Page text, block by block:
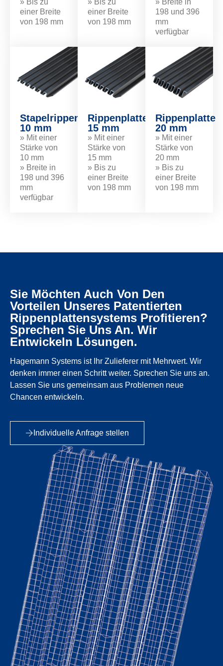
einer Breite
von 198 mm
einer Breite
von 198 mm
198 und 396
mm
verfügbar
Stapelrippenplatte
10 mm
» Mit einer
Stärke von
10 mm
» Breite in
198 und 396
mm
verfügbar
Rippenplatte
15 mm
» Mit einer
Stärke von
15 mm
» Bis zu
einer Breite
von 198 mm
Rippenplatte
20 mm
» Mit einer
Stärke von
20 mm
» Bis zu
einer Breite
von 198 mm
Sie Möchten Auch Von Den
Vorteilen Unseres Patentierten
Rippenplattensystems Profitieren?
Sprechen Sie Uns An. Wir
Entwickeln Lösungen.
Hagemann Systems ist Ihr Zulieferer mit Mehrwert. Wir
denken immer einen Schritt weiter. Sprechen Sie uns an.
Lassen Sie uns gemeinsam aus Problemen neue
Chancen entwickeln.
Individuelle Anfrage stellen